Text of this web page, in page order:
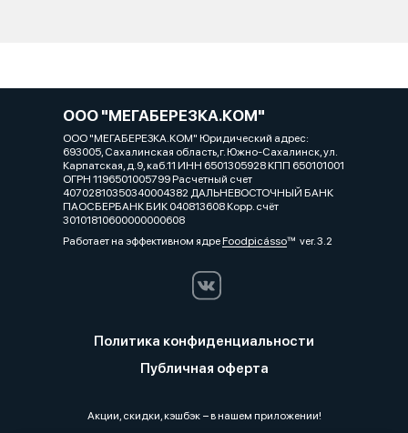
ООО "МЕГАБЕРЕЗКА.КОМ"
ООО "МЕГАБЕРЕЗКА.КОМ" Юридический адрес:
693005, Сахалинская область,г. Южно-Сахалинск, ул.
Карпатская, д.9, каб.11 ИНН 6501305928 КПП 650101001
ОГРН 1196501005799 Расчетный счет
40702810350340004382 ДАЛЬНЕВОСТОЧНЫЙ БАНК
ПАОСБЕРБАНК БИК 040813608 Корр. счёт
30101810600000000608
Работает на эффективном ядреFoodpicássover. 3.2
Политика конфиденциальности
Публичная оферта
Акции, скидки, кэшбэк − в нашем приложении!